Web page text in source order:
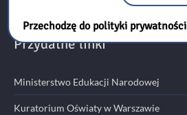
Przydatne linki
Ministerstwo Edukacji Narodowej
Kuratorium Oświaty w Warszawie
Przechodzę do polityki prywatności